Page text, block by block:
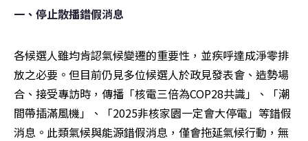
一、停止散播錯假消息
各候選人雖均肯認氣候變遷的重要性，並疾呼達成淨零排
放之必要。但目前仍見多位候選人於政見發表會、造勢場
合、接受專訪時，傳播「核電三倍為COP28共識」、「潮
間帶插滿風機」、「2025非核家園一定會大停電」等錯假
消息。此類氣候與能源錯假消息，僅會拖延氣候行動，無